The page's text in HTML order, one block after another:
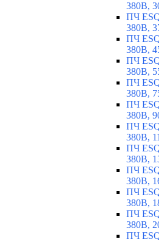
380В,
ПЧ
380В,
ПЧ
380В,
ПЧ
380В,
ПЧ
380В,
ПЧ
380В,
ПЧ
380В,
ПЧ
380В,
ПЧ
380В,
ПЧ
380В,
ПЧ
380В,
ПЧ